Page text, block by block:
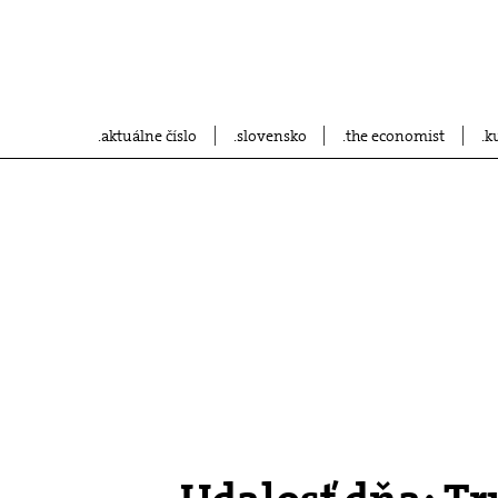
aktuálne číslo slovensko the economist